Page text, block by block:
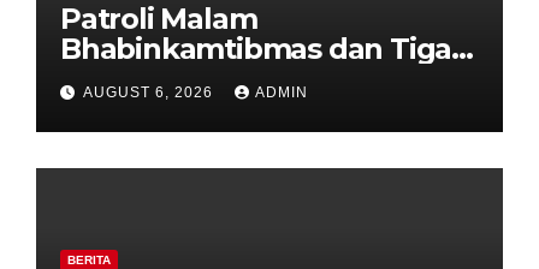
Patroli Malam
Bhabinkamtibmas dan Tiga
Pilar Kelurahan Ungaran
Perkuat Kamtibmas, Warga
Diajak Aktifkan Ronda
AUGUST 6, 2026 ADMIN
BERITA